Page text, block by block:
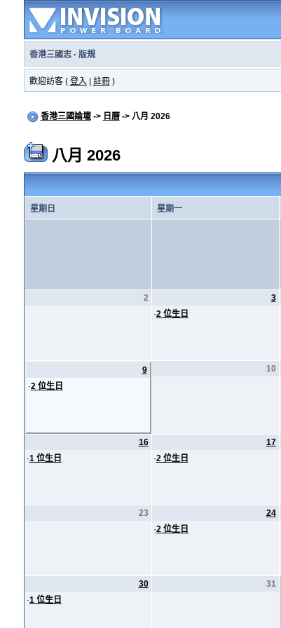
香港三國志· 版規
歡迎訪客 ( 登入 註冊)
香港三國論壇-> 日曆-> 八月 2026
八月 2026
星期日 星期一
2
3
·2 位生日
9
·2 位生日
10
16
·1 位生日
17
·2 位生日
23
24
·2 位生日
30
·1 位生日
31